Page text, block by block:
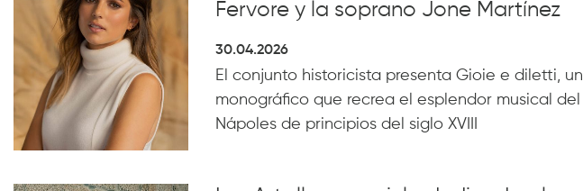
Fervore y la soprano Jone Martínez
30.04.2026
El conjunto historicista presenta Gioie e diletti, un
monográfico que recrea el esplendor musical del
Nápoles de principios del siglo XVIII